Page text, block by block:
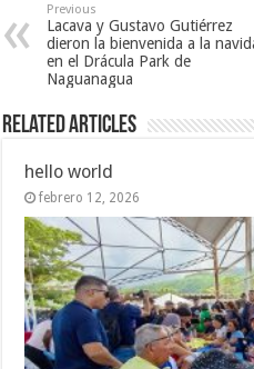
Previous
Lacava y Gustavo Gutiérrez
dieron la bienvenida a la
en el Drácula Park de
Naguanagua
Related Articles
hello world
febrero 12, 2026